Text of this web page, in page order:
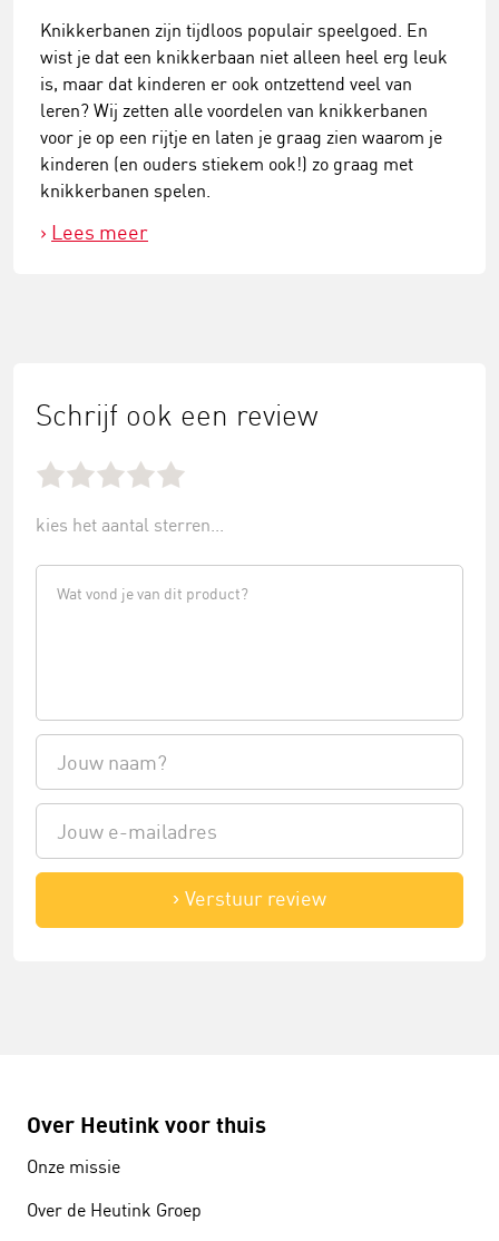
Knikkerbanen zijn tijdloos populair speelgoed. En
wist je dat een knikkerbaan niet alleen heel erg leuk
is, maar dat kinderen er ook ontzettend veel van
leren? Wij zetten alle voordelen van knikkerbanen
voor je op een rijtje en laten je graag zien waarom je
kinderen (en ouders stiekem ook!) zo graag met
knikkerbanen spelen.
Lees meer
Schrijf ook een review
kies het aantal sterren...
Verstuur review
Over Heutink voor thuis
Onze missie
Over de Heutink Groep